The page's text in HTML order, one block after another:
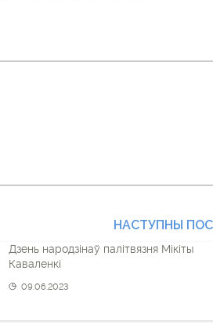
НАСТУПНЫ
Дзень народзінаў палітвязня Мікіты
Каваленкі
09.06.2023